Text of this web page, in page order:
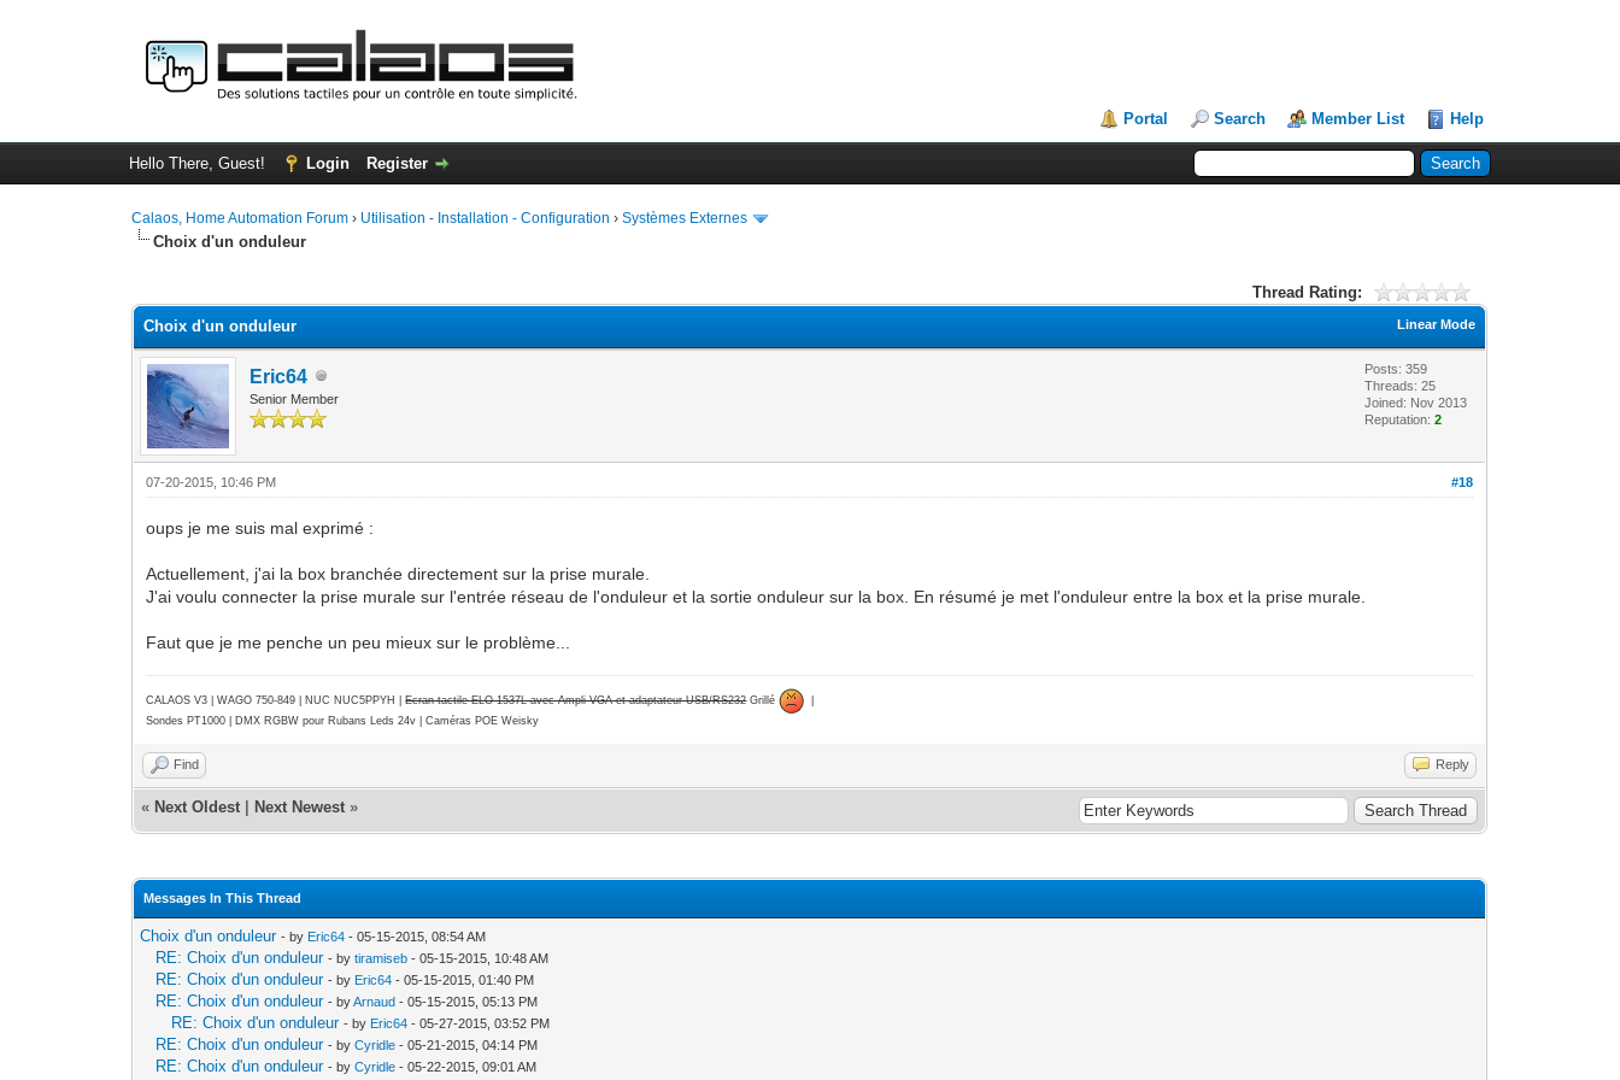
Portal Search Member List Help
Hello There, Guest! Login Register
Calaos, Home Automation Forum › Utilisation - Installation - Configuration ›Systèmes Externes
Choix d'un onduleur
Thread Rating:
Linear Mode
Choix d'un onduleur
Eric64
Senior Member
Posts: 359
Threads: 25
Joined: Nov 2013
Reputation:2
#18
07-20-2015, 10:46 PM
oups je me suis mal exprimé :
Actuellement, j'ai la box branchée directement sur la prise murale.
J'ai voulu connecter la prise murale sur l'entrée réseau de l'onduleur et la sortie onduleur sur la box. En résumé je met l'onduleur entre la box et la prise murale.
Faut que je me penche un peu mieux sur le problème...
CALAOS V3 | WAGO 750-849 | NUC NUC5PPYH |Ecran tactile ELO 1537L avec Ampli VGA et adaptateur USB/RS232Grillé
Sondes PT1000 | DMX RGBW pour Rubans Leds 24v | Caméras POE Weisky
Find Reply
« Next Oldest Next Newest »
Messages In This Thread
Choix d'un onduleur - by Eric64 - 05-15-2015, 08:54 AM
RE: Choix d'un onduleur - bytiramiseb - 05-15-2015, 10:48 AM
RE: Choix d'un onduleur - by Eric64 - 05-15-2015, 01:40 PM
RE: Choix d'un onduleur - byArnaud - 05-15-2015, 05:13 PM
RE: Choix d'un onduleur - by Eric64 - 05-27-2015, 03:52 PM
RE: Choix d'un onduleur - byCyridle - 05-21-2015, 04:14 PM
RE: Choix d'un onduleur - byCyridle - 05-22-2015, 09:01 AM